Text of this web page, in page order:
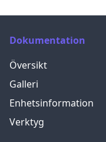
Dokumentation
Översikt
Galleri
Enhetsinformation
Verktyg